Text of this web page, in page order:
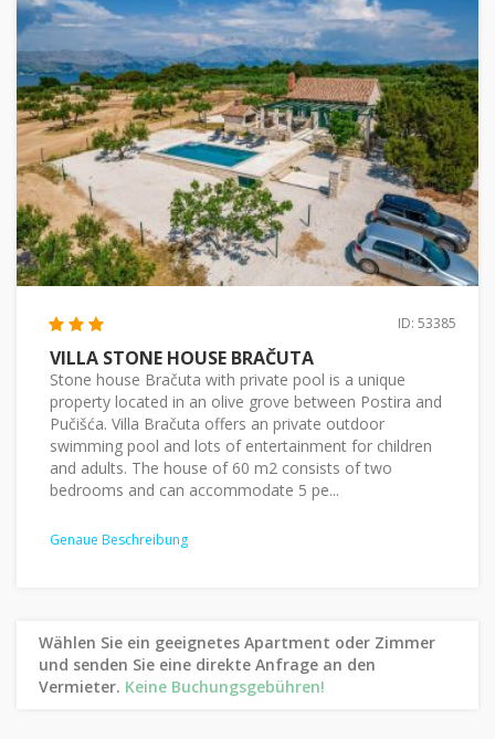
ID: 53385
VILLA STONE HOUSE BRAČUTA
Stone house Bračuta with private pool is a unique
property located in an olive grove between Postira and
Pučišća. Villa Bračuta offers an private outdoor
swimming pool and lots of entertainment for children
and adults. The house of 60 m2 consists of two
bedrooms and can accommodate 5 pe...
Genaue Beschreibung
Wählen Sie ein geeignetes Apartment oder Zimmer
und senden Sie eine direkte Anfrage an den
Vermieter. Keine Buchungsgebühren!